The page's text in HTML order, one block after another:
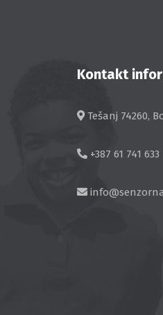
Kontakt
Tešanj 74260,
+387 61 741 633